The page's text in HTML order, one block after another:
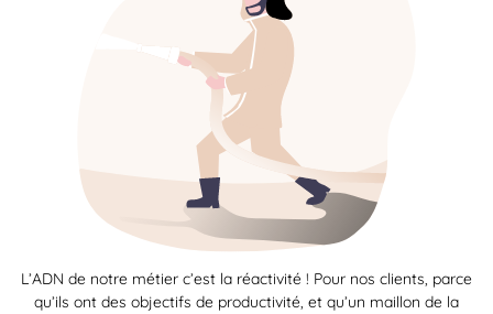
L’ADN de notre métier c’est la réactivité ! Pour nos clients, parce
qu’ils ont des objectifs de productivité, et qu’un maillon de la